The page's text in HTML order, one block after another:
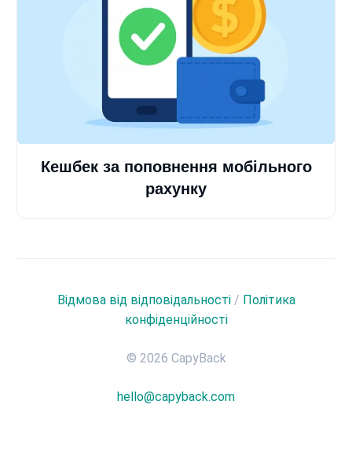
Кешбек за поповнення мобільного
рахунку
Відмова від відповідальності/ Політика
конфіденційності
© 2026 CapyBack
hello@capyback.com